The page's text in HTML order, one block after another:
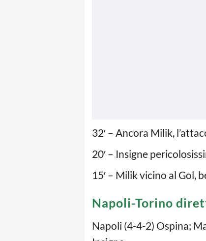
32′ – Ancora Milik,
20′ – Insigne
15′ – Milik vicino al Gol,
Napoli-Torino
Napoli (4-4-2) Ospina;